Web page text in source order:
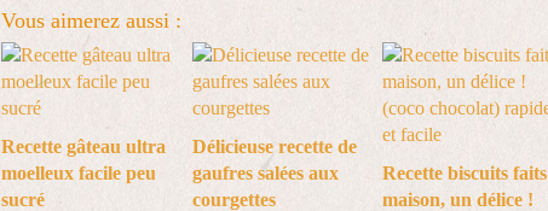
Vous aimerez aussi :
Recette gâteau ultra
moelleux facile peu
sucré
Délicieuse recette de
gaufres salées aux
courgettes
Recette biscuits faits
maison, un délice !